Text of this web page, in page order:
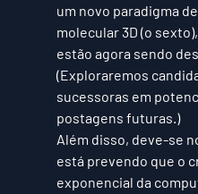
um novo paradigma
molecular 3D (o
estão agora sendo
(Exploraremos
sucessoras em
postagens futuras.)
Além disso, deve-se
está prevendo que o
exponencial da